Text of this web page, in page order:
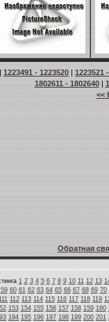
1223491 - 1223520 | 1223521
1802611 - 1802640|
<<
Обратная
1 2 3 4 5 6 7 8 9 10 11 12 13
59 60 61 62 63 64 65 66 67 68 69 70
112 113 114 115 116 117 118 119
153 154 155 156 157 158 159 160
194 195 196 197 198 199 200 201